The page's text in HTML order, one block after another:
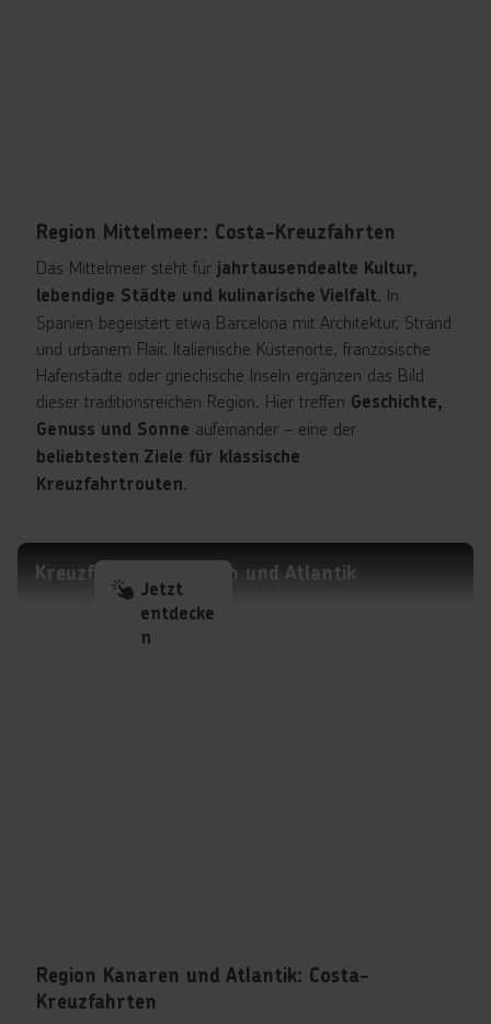
Region Mittelmeer: Costa-Kreuzfahrten
Das Mittelmeer steht für jahrtausendealte Kultur,
lebendige Städte und kulinarische Vielfalt. In
Spanien begeistert etwa Barcelona mit Architektur, Strand
und urbanem Flair. Italienische Küstenorte, französische
Hafenstädte oder griechische Inseln ergänzen das Bild
dieser traditionsreichen Region. Hier treffen Geschichte,
Genuss und Sonne aufeinander – eine der
beliebtesten Ziele für klassische
Kreuzfahrtrouten.
Kreuzfahrten Kanaren und Atlantik
Jetzt
entdecke
n
Region Kanaren und Atlantik: Costa-
Kreuzfahrten